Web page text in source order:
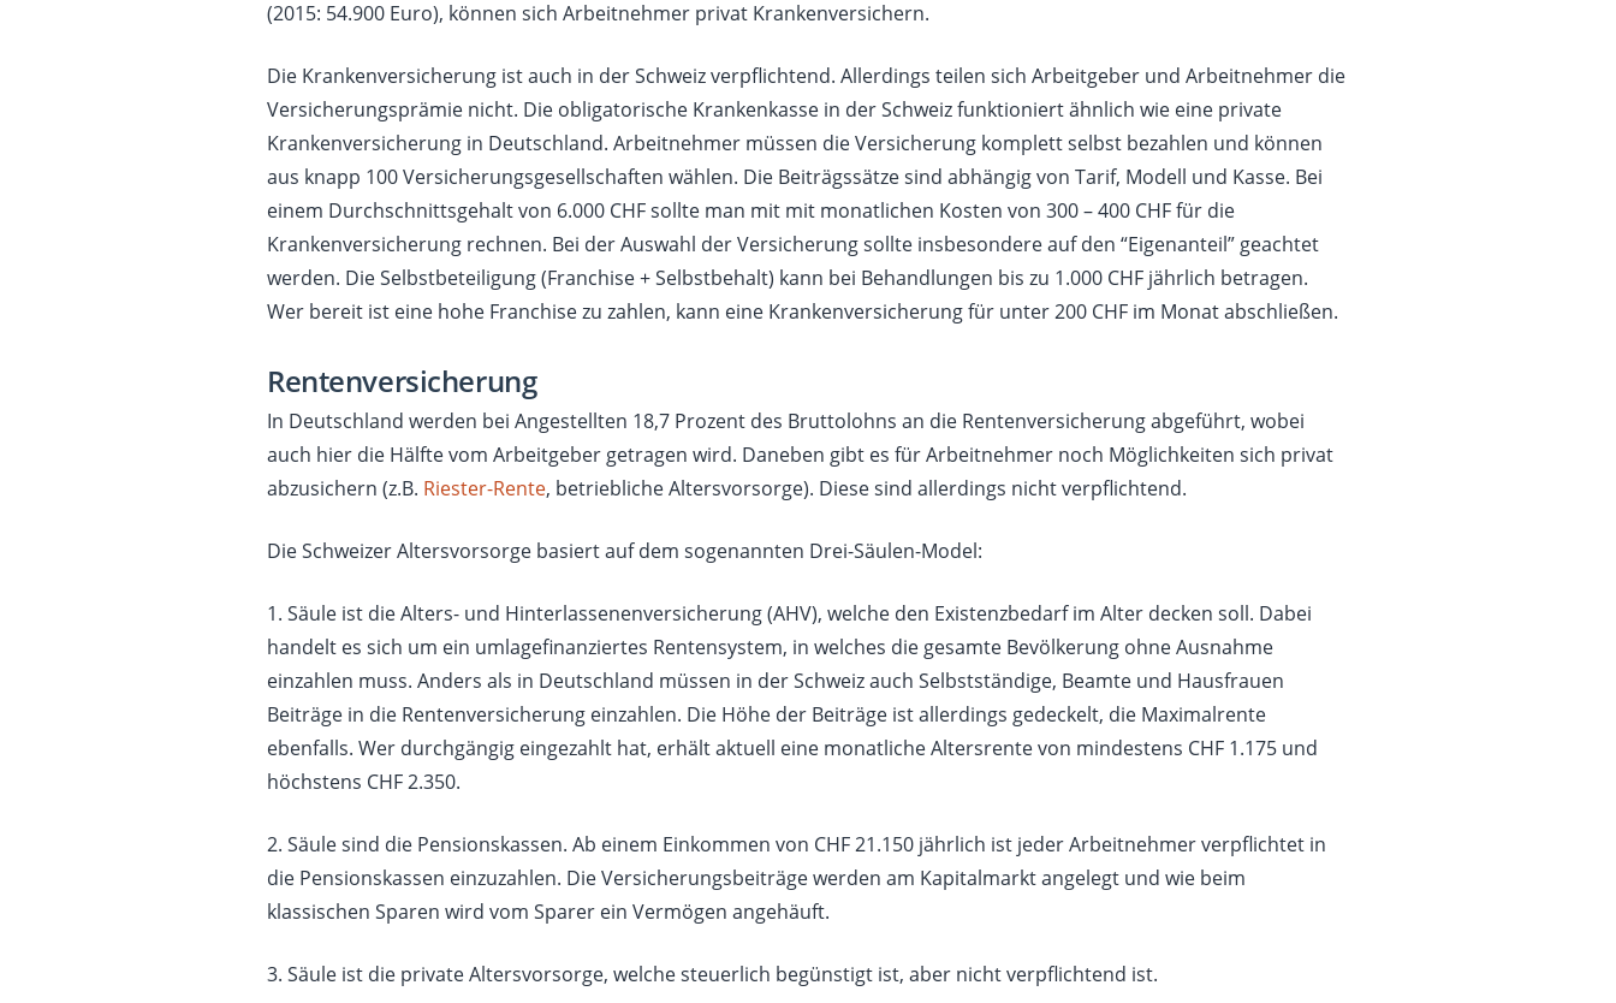
(2015: 54.900 Euro), können sich Arbeitnehmer privat Krankenversichern.
Die Krankenversicherung ist auch in der Schweiz verpflichtend. Allerdings teilen sich Arbeitgeber und Arbeitnehmer die
Versicherungsprämie nicht. Die obligatorische Krankenkasse in der Schweiz funktioniert ähnlich wie eine private
Krankenversicherung in Deutschland. Arbeitnehmer müssen die Versicherung komplett selbst bezahlen und können
aus knapp 100 Versicherungsgesellschaften wählen. Die Beiträgssätze sind abhängig von Tarif, Modell und Kasse. Bei
einem Durchschnittsgehalt von 6.000 CHF sollte man mit mit monatlichen Kosten von 300 – 400 CHF für die
Krankenversicherung rechnen. Bei der Auswahl der Versicherung sollte insbesondere auf den “Eigenanteil” geachtet
werden. Die Selbstbeteiligung (Franchise + Selbstbehalt) kann bei Behandlungen bis zu 1.000 CHF jährlich betragen.
Wer bereit ist eine hohe Franchise zu zahlen, kann eine Krankenversicherung für unter 200 CHF im Monat abschließen.
Rentenversicherung
In Deutschland werden bei Angestellten 18,7 Prozent des Bruttolohns an die Rentenversicherung abgeführt, wobei
auch hier die Hälfte vom Arbeitgeber getragen wird. Daneben gibt es für Arbeitnehmer noch Möglichkeiten sich privat
abzusichern (z.B. Riester-Rente, betriebliche Altersvorsorge). Diese sind allerdings nicht verpflichtend.
Die Schweizer Altersvorsorge basiert auf dem sogenannten Drei-Säulen-Model:
1. Säule ist die Alters- und Hinterlassenenversicherung (AHV), welche den Existenzbedarf im Alter decken soll. Dabei
handelt es sich um ein umlagefinanziertes Rentensystem, in welches die gesamte Bevölkerung ohne Ausnahme
einzahlen muss. Anders als in Deutschland müssen in der Schweiz auch Selbstständige, Beamte und Hausfrauen
Beiträge in die Rentenversicherung einzahlen. Die Höhe der Beiträge ist allerdings gedeckelt, die Maximalrente
ebenfalls. Wer durchgängig eingezahlt hat, erhält aktuell eine monatliche Altersrente von mindestens CHF 1.175 und
höchstens CHF 2.350.
2. Säule sind die Pensionskassen. Ab einem Einkommen von CHF 21.150 jährlich ist jeder Arbeitnehmer verpflichtet in
die Pensionskassen einzuzahlen. Die Versicherungsbeiträge werden am Kapitalmarkt angelegt und wie beim
klassischen Sparen wird vom Sparer ein Vermögen angehäuft.
3. Säule ist die private Altersvorsorge, welche steuerlich begünstigt ist, aber nicht verpflichtend ist.